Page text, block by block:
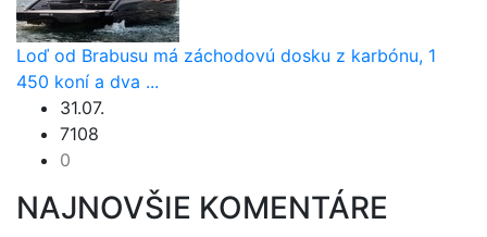
Loď od Brabusu má záchodovú dosku z karbónu, 1
450 koní a dva ...
31.07.
7108
0
NAJNOVŠIE KOMENTÁRE